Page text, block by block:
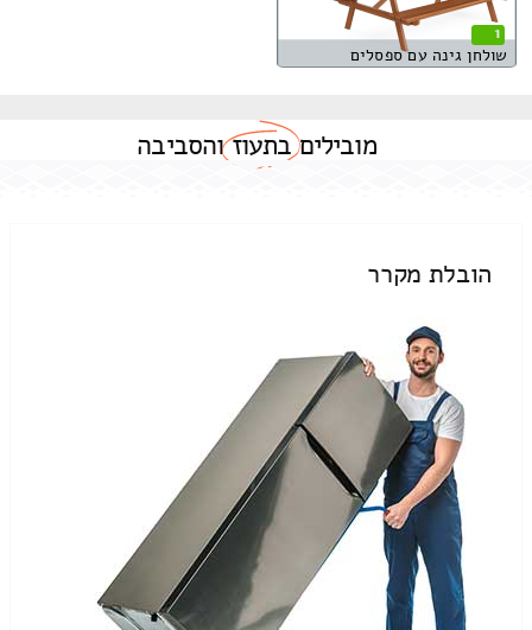
1
שולחן גינה עם ספסלים
מוביליםבתעוזוהסביבה
הובלת מקרר